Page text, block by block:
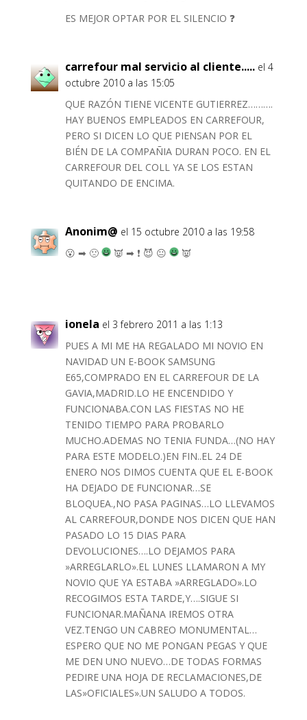
ES MEJOR OPTAR POR EL SILENCIO ❓
carrefour mal servicio al cliente..... el 4
octubre 2010 a las 15:05
QUE RAZÓN TIENE VICENTE GUTIERREZ……….
HAY BUENOS EMPLEADOS EN CARREFOUR,
PERO SI DICEN LO QUE PIENSAN POR EL
BIÉN DE LA COMPAÑIA DURAN POCO. EN EL
CARREFOUR DEL COLL YA SE LOS ESTAN
QUITANDO DE ENCIMA.
Anonim@ el 15 octubre 2010 a las 19:58
😮 ➡ 🙁
👿 ➡ ❗ 😈 😐 👿
ionela el 3 febrero 2011 a las 1:13
PUES A MI ME HA REGALADO MI NOVIO EN
NAVIDAD UN E-BOOK SAMSUNG
E65,COMPRADO EN EL CARREFOUR DE LA
GAVIA,MADRID.LO HE ENCENDIDO Y
FUNCIONABA.CON LAS FIESTAS NO HE
TENIDO TIEMPO PARA PROBARLO
MUCHO.ADEMAS NO TENIA FUNDA…(NO HAY
PARA ESTE MODELO.)EN FIN..EL 24 DE
ENERO NOS DIMOS CUENTA QUE EL E-BOOK
HA DEJADO DE FUNCIONAR…SE
BLOQUEA.,NO PASA PAGINAS…LO LLEVAMOS
AL CARREFOUR,DONDE NOS DICEN QUE HAN
PASADO LO 15 DIAS PARA
DEVOLUCIONES….LO DEJAMOS PARA
»ARREGLARLO».EL LUNES LLAMARON A MY
NOVIO QUE YA ESTABA »ARREGLADO».LO
RECOGIMOS ESTA TARDE,Y….SIGUE SI
FUNCIONAR.MAÑANA IREMOS OTRA
VEZ.TENGO UN CABREO MONUMENTAL…
ESPERO QUE NO ME PONGAN PEGAS Y QUE
ME DEN UNO NUEVO…DE TODAS FORMAS
PEDIRE UNA HOJA DE RECLAMACIONES,DE
LAS»OFICIALES».UN SALUDO A TODOS.